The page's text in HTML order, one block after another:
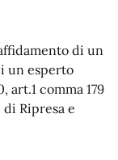
di un
un esperto
art.1 comma 179
Ripresa e